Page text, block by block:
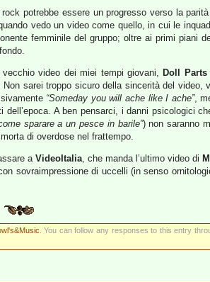
potrebbe essere un progresso verso la
vedo un video come quello, in cui le
femminile del gruppo; oltre ai primi piani
video dei miei tempi giovani, Doll Parts
Non sarei troppo sicuro della sincerità del video,
“Someday you will ache like I ache”,
A ben pensarci, i danni psicologici
sparare a un pesce in barile”) non saranno
di overdose nel frattempo.
a VideoItalia, che manda l’ultimo video di
sovraimpressione di uccelli (in senso
. You can follow any responses to this entry